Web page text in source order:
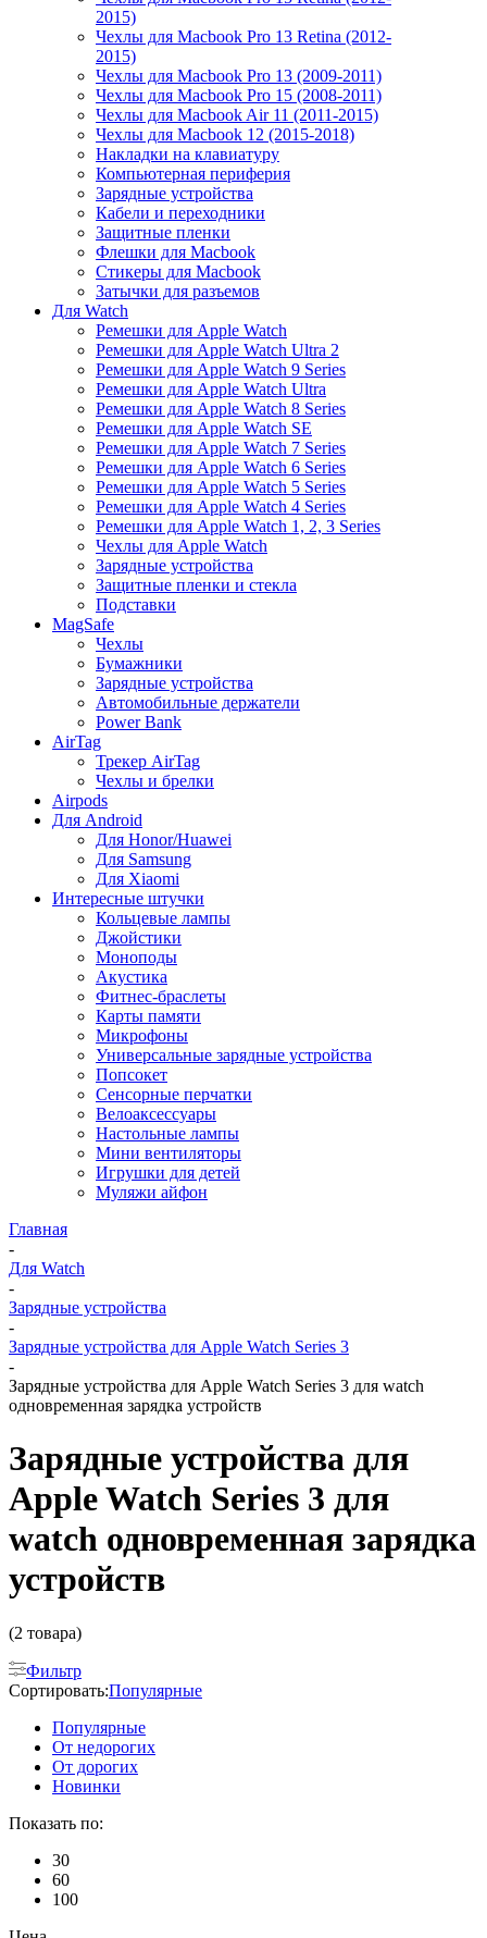
2015)
Чехлы для Macbook Pro 13 Retina (2012-
2015)
Чехлы для Macbook Pro 13 (2009-2011)
Чехлы для Macbook Pro 15 (2008-2011)
Чехлы для Macbook Air 11 (2011-2015)
Чехлы для Macbook 12 (2015-2018)
Накладки на клавиатуру
Компьютерная периферия
Зарядные устройства
Кабели и переходники
Защитные пленки
Флешки для Macbook
Стикеры для Macbook
Затычки для разъемов
Для Watch
Ремешки для Apple Watch
Ремешки для Apple Watch Ultra 2
Ремешки для Apple Watch 9 Series
Ремешки для Apple Watch Ultra
Ремешки для Apple Watch 8 Series
Ремешки для Apple Watch SE
Ремешки для Apple Watch 7 Series
Ремешки для Apple Watch 6 Series
Ремешки для Apple Watch 5 Series
Ремешки для Apple Watch 4 Series
Ремешки для Apple Watch 1, 2, 3 Series
Чехлы для Apple Watch
Зарядные устройства
Защитные пленки и стекла
Подставки
MagSafe
Чехлы
Бумажники
Зарядные устройства
Автомобильные держатели
Power Bank
AirTag
Трекер AirTag
Чехлы и брелки
Airpods
Для Android
Для Honor/Huawei
Для Samsung
Для Xiaomi
Интересные штучки
Кольцевые лампы
Джойстики
Моноподы
Акустика
Фитнес-браслеты
Карты памяти
Микрофоны
Универсальные зарядные устройства
Попсокет
Сенсорные перчатки
Велоаксессуары
Настольные лампы
Мини вентиляторы
Игрушки для детей
Муляжи айфон
Главная
-
Для Watch
-
Зарядные устройства
-
Зарядные устройства для Apple Watch Series 3
-
Зарядные устройства для Apple Watch Series 3 для watch
одновременная зарядка устройств
Зарядные устройства для
Apple Watch Series 3 для
watch одновременная зарядка
устройств
(2 товара)
Фильтр
Сортировать:Популярные
Популярные
От недорогих
От дорогих
Новинки
Показать по:
30
60
100